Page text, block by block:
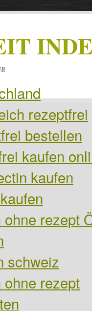
rezeptfrei
bestellen
kaufen
kaufen
rezept
schweiz
rezept